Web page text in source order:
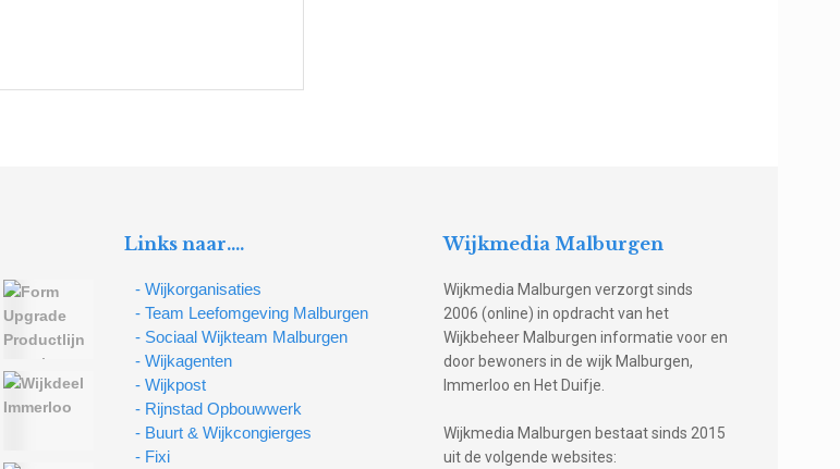
Links naar….
- Wijkorganisaties
- Team Leefomgeving Malburgen
- Sociaal Wijkteam Malburgen
- Wijkagenten
- Wijkpost
- Rijnstad Opbouwwerk
- Buurt & Wijkcongierges
- Fixi
Wijkmedia Malburgen
Wijkmedia Malburgen verzorgt sinds
2006 (online) in opdracht van het
Wijkbeheer Malburgen informatie voor en
door bewoners in de wijk Malburgen,
Immerloo en Het Duifje.
Wijkmedia Malburgen bestaat sinds 2015
uit de volgende websites: